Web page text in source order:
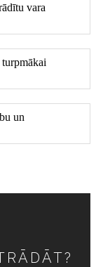
vara
un